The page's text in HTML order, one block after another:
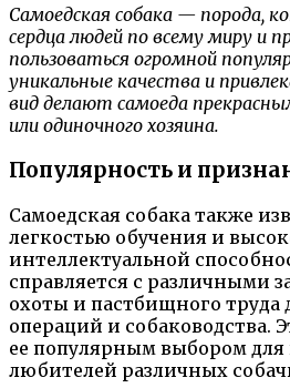
Самоедская собака — порода,
сердца людей по всему миру и
пользоваться огромной
уникальные качества и
вид делают самоеда
или одиночного хозяина.
Популярность и
Самоедская собака также
легкостью обучения и
интеллектуальной
справляется с различными
охоты и пастбищного труда
операций и собаководства.
ее популярным выбором для
любителей различных